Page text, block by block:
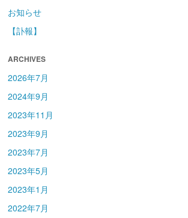
お知らせ
【訃報】
ARCHIVES
2026年7月
2024年9月
2023年11月
2023年9月
2023年7月
2023年5月
2023年1月
2022年7月